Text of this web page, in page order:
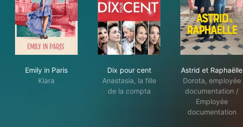
Emily in Paris
Klara
Dix pour cent
Anastasia, la fille
de la compta
Astrid et Raphaëlle
Dorota, employée
documentation /
Employée
documentation